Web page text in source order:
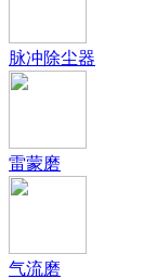
脉冲除尘器
雷蒙磨
气流磨